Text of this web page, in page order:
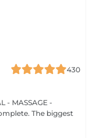
430
- MASSAGE -
The biggest